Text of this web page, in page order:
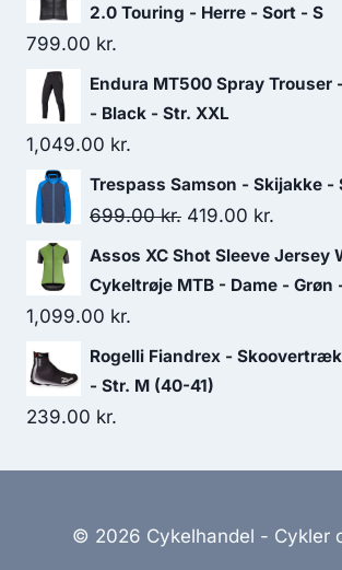
2.0 Touring - Herre - Sort - S
799.00 kr.
Endura MT500 Spray Trouser
- Black - Str. XXL
1,049.00 kr.
Trespass Samson - Skijakke -
699.00kr. Original
price
was:
419.00 kr.
price
is:
Assos XC Shot Sleeve Jersey
Cykeltrøje MTB - Dame - Grøn
1,099.00 kr.
Rogelli Fiandrex -
- Str. M (40-41)
239.00 kr.
© 2026 Cykelhandel - Cykler